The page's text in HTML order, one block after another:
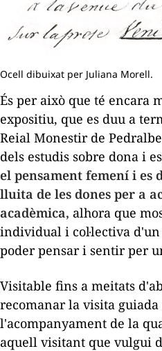
Ocell dibuixat per Juliana Morell.
És per això que té encara
expositiu, que es duu a
Reial Monestir de
dels estudis sobre dona i
el pensament femení i es
lluita de les dones per a
acadèmica, alhora que
individual i col·lectiva
poder pensar i sentir per
Visitable fins a meitats
recomanar la visita guiada
l'acompanyament de la
aquell visitant que vulgui